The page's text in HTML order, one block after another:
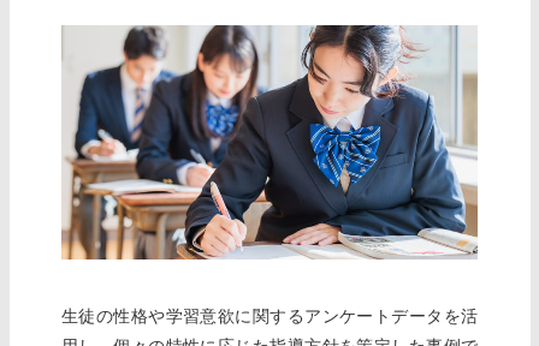
生徒の性格や学習意欲に関するアンケートデータを活